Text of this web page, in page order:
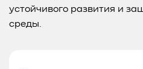
устойчивого развития и
среды.